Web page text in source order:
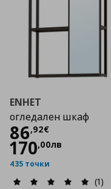
ENHET
огледален шкаф
86,92€
Цена
170,00лв
435 точки
(1)